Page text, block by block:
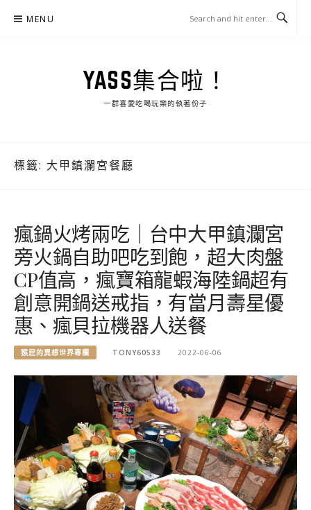
MENU
YASS集合啦！
一群喜愛吃喝玩樂的執著份子
標籤: 大甲鎮瀾宮餐廳
瘋鍋火烤兩吃｜台中大甲鎮瀾宮
旁火鍋自助吧吃到飽，超大肉盤
CP值高，瘋寶箱龍蝦海陸鍋超有
創意開鍋送戒指，有當月壽星優
惠、瘋貝拉機器人送餐
猴屁的異想世界專欄 TONY60533 2022-06-06